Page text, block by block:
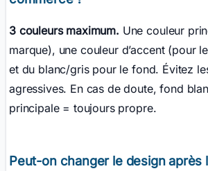
3 couleurs maximum. Une couleur
marque), une couleur d’accent (pour
et du blanc/gris pour le fond. Évitez
agressives. En cas de doute, fond
principale = toujours propre.
Peut-on changer le design après